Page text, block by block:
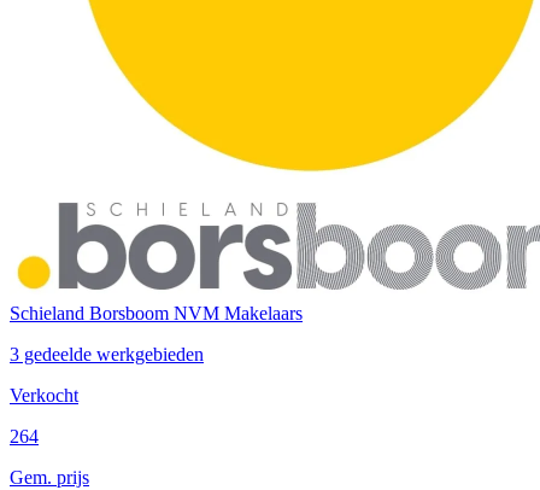
Schieland Borsboom NVM Makelaars
3 gedeelde werkgebieden
Verkocht
264
Gem. prijs